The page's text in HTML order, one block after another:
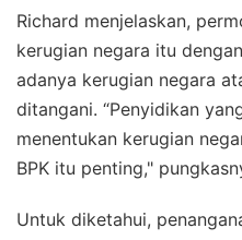
Richard menjelaskan,
kerugian negara itu
adanya kerugian negara
ditangani. “Penyidikan
menentukan kerugian
BPK itu penting,"
Untuk diketahui,